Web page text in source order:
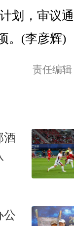
划，审议
。(李彦辉)
责任编
酒
公